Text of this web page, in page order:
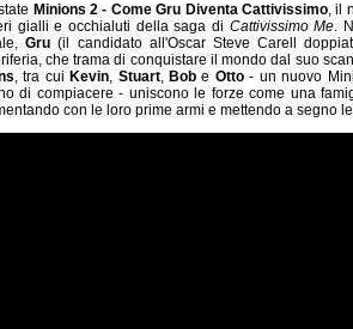
Minions 2 - Come Gru Diventa Cattivissimo, il
gialli e occhialuti della saga di Cattivissimo Me.
Gru (il candidato all'Oscar Steve Carell
che trama di conquistare il mondo dal suo
, tra cui Kevin, Stuart, Bob e Otto- un nuovo
di compiacere - uniscono le forze come una
con le loro prime armi e mettendo a segno